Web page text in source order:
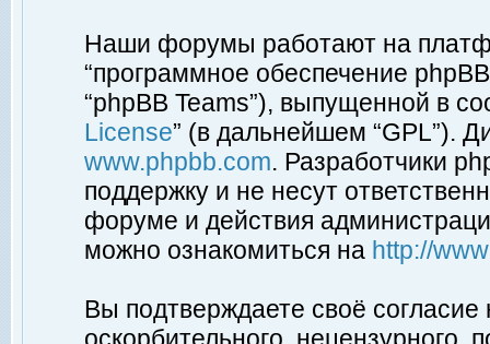
Наши форумы работают на
“программное обеспечение
“phpBB Teams”), выпущенной в
License” (в дальнейшем “GPL”).
www.phpbb.com. Разработчики
поддержку и не несут
форуме и действия
можно ознакомиться на http://
Вы подтверждаете своё